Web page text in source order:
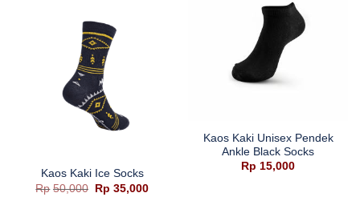
Kaos Kaki Ice Socks
Rp 50,000
Harga
aslinya
Rp 35,000Harga
Kaos Kaki Unisex Pendek
Ankle Black Socks
Rp 15,000